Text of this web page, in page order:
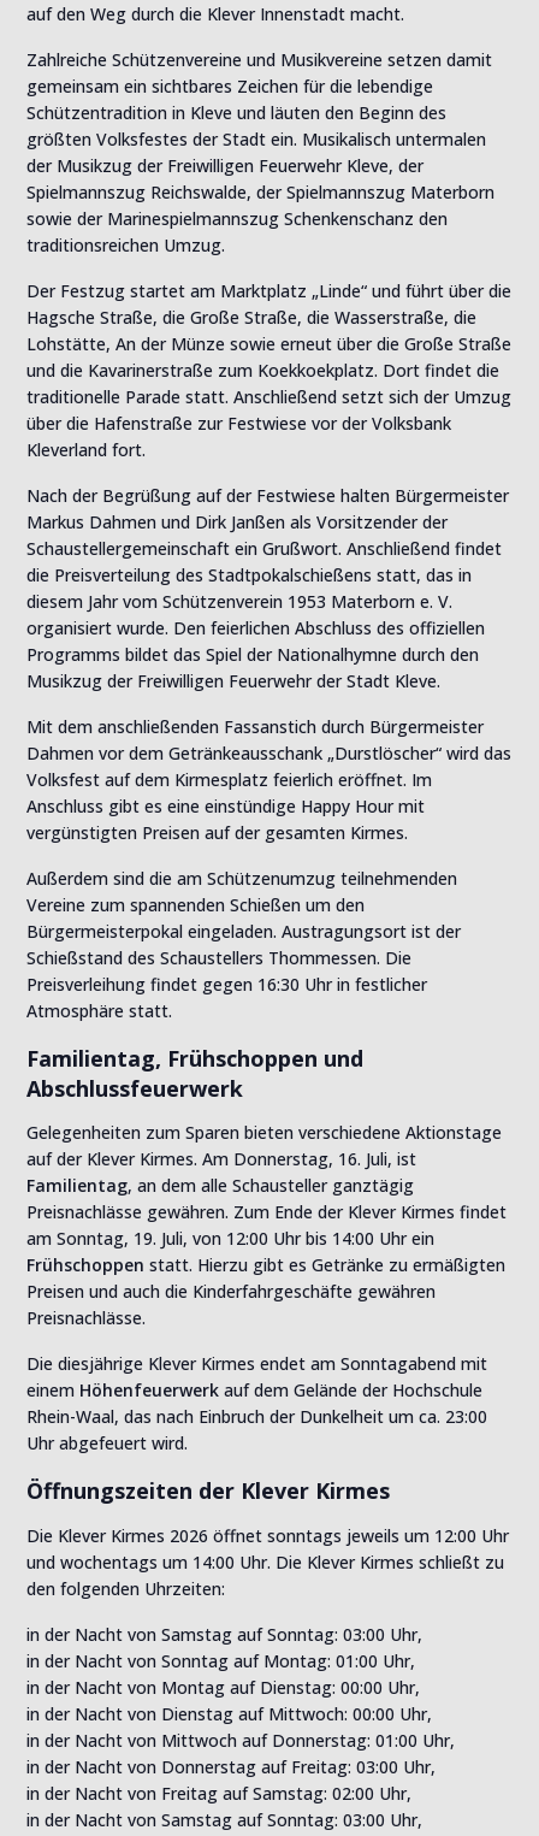
auf den Weg durch die Klever Innenstadt macht.
Zahlreiche Schützenvereine und Musikvereine setzen damit
gemeinsam ein sichtbares Zeichen für die lebendige
Schützentradition in Kleve und läuten den Beginn des
größten Volksfestes der Stadt ein. Musikalisch untermalen
der Musikzug der Freiwilligen Feuerwehr Kleve, der
Spielmannszug Reichswalde, der Spielmannszug Materborn
sowie der Marinespielmannszug Schenkenschanz den
traditionsreichen Umzug.
Der Festzug startet am Marktplatz „Linde“ und führt über die
Hagsche Straße, die Große Straße, die Wasserstraße, die
Lohstätte, An der Münze sowie erneut über die Große Straße
und die Kavarinerstraße zum Koekkoekplatz. Dort findet die
traditionelle Parade statt. Anschließend setzt sich der Umzug
über die Hafenstraße zur Festwiese vor der Volksbank
Kleverland fort.
Nach der Begrüßung auf der Festwiese halten Bürgermeister
Markus Dahmen und Dirk Janßen als Vorsitzender der
Schaustellergemeinschaft ein Grußwort. Anschließend findet
die Preisverteilung des Stadtpokalschießens statt, das in
diesem Jahr vom Schützenverein 1953 Materborn e. V.
organisiert wurde. Den feierlichen Abschluss des offiziellen
Programms bildet das Spiel der Nationalhymne durch den
Musikzug der Freiwilligen Feuerwehr der Stadt Kleve.
Mit dem anschließenden Fassanstich durch Bürgermeister
Dahmen vor dem Getränkeausschank „Durstlöscher“ wird das
Volksfest auf dem Kirmesplatz feierlich eröffnet. Im
Anschluss gibt es eine einstündige Happy Hour mit
vergünstigten Preisen auf der gesamten Kirmes.
Außerdem sind die am Schützenumzug teilnehmenden
Vereine zum spannenden Schießen um den
Bürgermeisterpokal eingeladen. Austragungsort ist der
Schießstand des Schaustellers Thommessen. Die
Preisverleihung findet gegen 16:30 Uhr in festlicher
Atmosphäre statt.
Familientag, Frühschoppen und
Abschlussfeuerwerk
Gelegenheiten zum Sparen bieten verschiedene Aktionstage
auf der Klever Kirmes. Am Donnerstag, 16. Juli, ist
Familientag, an dem alle Schausteller ganztägig
Preisnachlässe gewähren. Zum Ende der Klever Kirmes findet
am Sonntag, 19. Juli, von 12:00 Uhr bis 14:00 Uhr ein
Frühschoppen statt. Hierzu gibt es Getränke zu ermäßigten
Preisen und auch die Kinderfahrgeschäfte gewähren
Preisnachlässe.
Die diesjährige Klever Kirmes endet am Sonntagabend mit
einem Höhenfeuerwerk auf dem Gelände der Hochschule
Rhein-Waal, das nach Einbruch der Dunkelheit um ca. 23:00
Uhr abgefeuert wird.
Öffnungszeiten der Klever Kirmes
Die Klever Kirmes 2026 öffnet sonntags jeweils um 12:00 Uhr
und wochentags um 14:00 Uhr. Die Klever Kirmes schließt zu
den folgenden Uhrzeiten:
in der Nacht von Samstag auf Sonntag: 03:00 Uhr,
in der Nacht von Sonntag auf Montag: 01:00 Uhr,
in der Nacht von Montag auf Dienstag: 00:00 Uhr,
in der Nacht von Dienstag auf Mittwoch: 00:00 Uhr,
in der Nacht von Mittwoch auf Donnerstag: 01:00 Uhr,
in der Nacht von Donnerstag auf Freitag: 03:00 Uhr,
in der Nacht von Freitag auf Samstag: 02:00 Uhr,
in der Nacht von Samstag auf Sonntag: 03:00 Uhr,